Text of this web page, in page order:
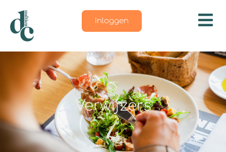
Inloggen
Verwijzers